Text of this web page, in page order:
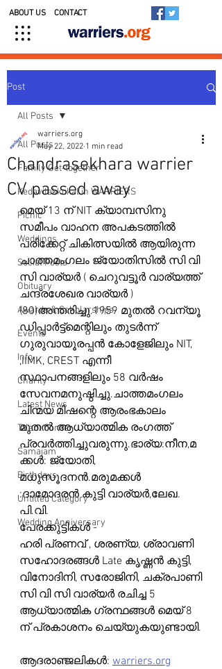
ABOUT US CONTACT
Post
All Posts
Family Get-together
Kedavilakkukal in WARRIERS
Picnic
Weddings
Social Posts
Obituary
Awards & Scholarships
Events
Info
Charity
Latest News
Talent Corner
Samajam
Birthdays
Untitled Category
Wedding Anniversary
All Posts
Chandrasekhara warrier
CV passed away
warriers.org
May 22, 2022 1 min read
മെയ് 13 ന് NIT ക്യാമ്പസിനു
സമീപം വാഹന അപകടത്തിൽ
പരിക്കേറ്റ് ചികിത്സയിൽ ആയിരുന്ന
ചാത്തമംഗലം ജ്യോതിസിൽ സി വി
സി വാര്യർ ( ചെറുവട്ടൂർ വാര്യത്ത്
ചന്ദ്രശേഖര വാര്യർ )
(80)അന്തരിച്ചു.1959 മുതൽ റവന്യൂ
ഡിപ്പാർട്ട്മെന്റിലും തുടർന്ന്
ഗുരുവായൂരപ്പൻ കോളേജിലും NIT,
,IIMK, CREST എന്നീ
സ്ഥാപനങ്ങളിലും 58 വർഷം
സേവനമനുഷ്ഠിച്ചു.ചാത്തമംഗലം
ചിന്മയ മിഷന്റെ ആരംഭകാലം
മുതൽ ആധ്യാത്മിക രംഗത്ത്
പ്രവർത്തിച്ചുവരുന്നു.ഭാര്യ:നീന,മ
ക്കൾ: ജ്യോതി,
മധുസൂദനൻ.മരുമക്കൾ
:ദാമോദരൻ കുട്ടി വാര്യർ,ലേഖ.
പി.വി.
പേരക്കുട്ടികൾ -
ഹരി പ്രണവ് , ശരണ്യ, ശ്രാവണി
സഹോദരങ്ങൾ Late കൃഷ്ണൻ കുട്ടി,
വിനോദിനി, സരോജിനി, ചക്രപാണി
സി വി സി വാര്യർ രചിച്ച 5
ആധ്യാത്മിക ഗ്രന്ഥങ്ങൾ മെയ് 8
ന് പ്രകാശനം ചെയ്യുകയുണ്ടായി.
ആദരാഞ്ജലികൾ: warriers.org